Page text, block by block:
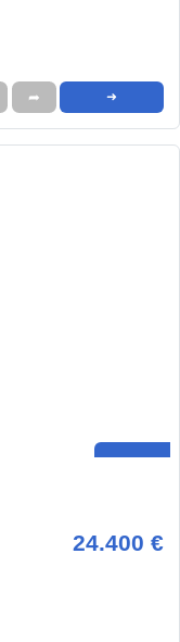
➦ ➜
24.400 €